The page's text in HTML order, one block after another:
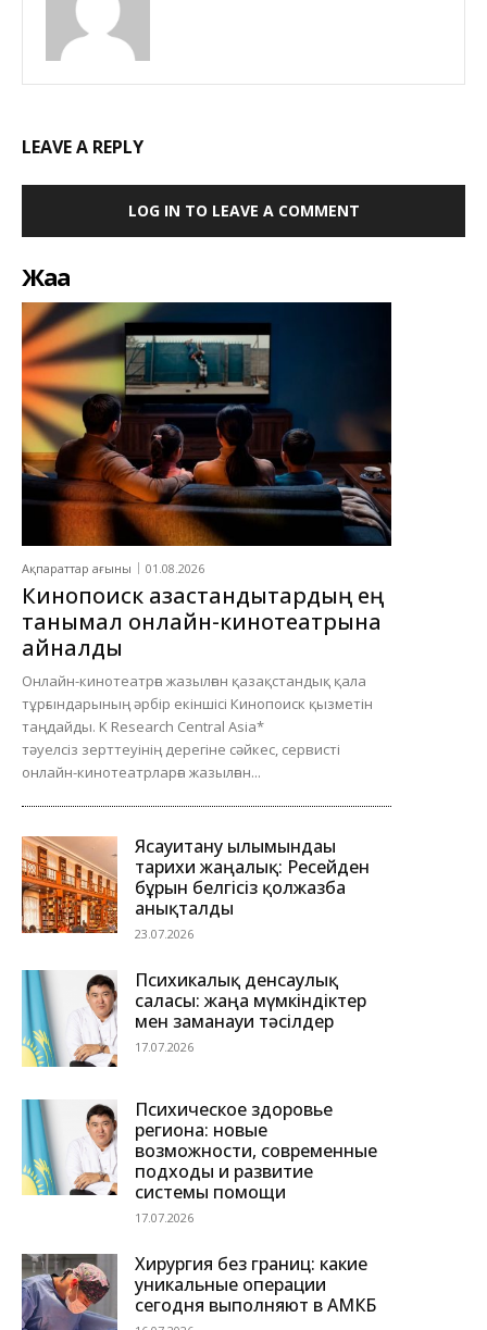
LEAVE A REPLY
LOG IN TO LEAVE A COMMENT
Жаңа
Ақпараттар ағыны 01.08.2026
Кинопоиск қазақстандықтардың ең
танымал онлайн-кинотеатрына
айналды
Онлайн-кинотеатрға жазылған қазақстандық қала
тұрғындарының әрбір екіншісі Кинопоиск қызметін
таңдайды. K Research Central Asia*
тәуелсіз зерттеуінің дерегіне сәйкес, сервисті
онлайн-кинотеатрларға жазылған...
Ясауитану ғылымындағы
тарихи жаңалық: Ресейден
бұрын белгісіз қолжазба
анықталды
23.07.2026
Психикалық денсаулық
саласы: жаңа мүмкіндіктер
мен заманауи тәсілдер
17.07.2026
Психическое здоровье
региона: новые
возможности, современные
подходы и развитие
системы помощи
17.07.2026
Хирургия без границ: какие
уникальные операции
сегодня выполняют в АМКБ